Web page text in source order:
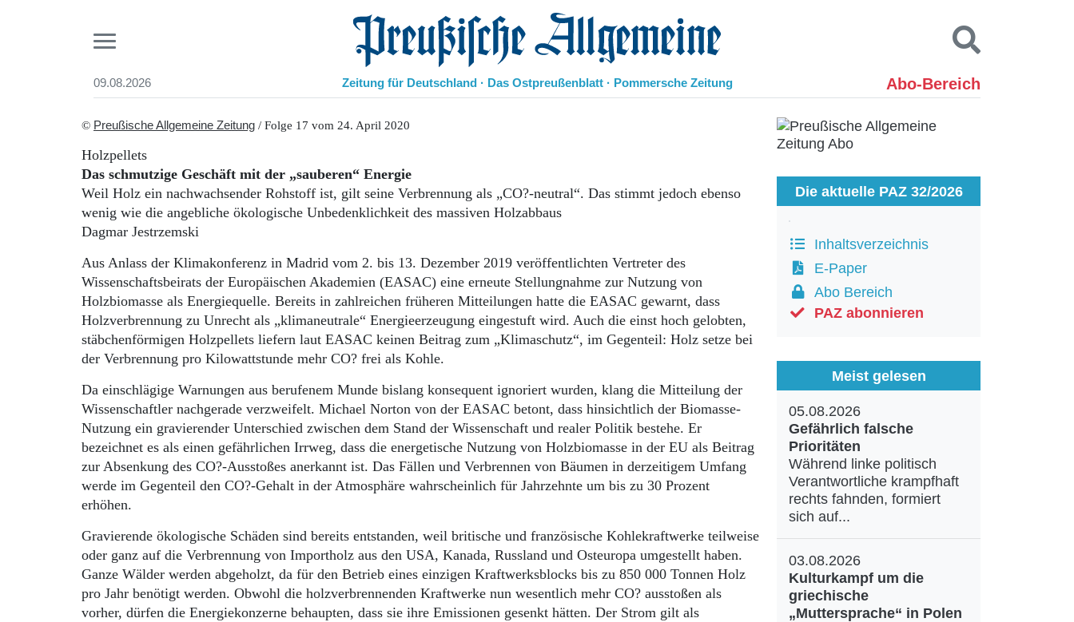
09.08.2026 Preußische Allgemeine Zeitung
Zeitung für Deutschland · Das Ostpreußenblatt · Pommersche Zeitung Abo-Bereich
Start
Aktuelle Ausgabe
Abonnenten-Login
Abonnent werden
Abo Prämien
Archiv
Gesellschaft
Leben
Pommern
Berlin-Brandenburg
Schlesien
Danzig und Westpreußen
Bücher
Kontakt
Suchen und finden
© Preußische Allgemeine Zeitung / Folge 17 vom 24. April 2020
Holzpellets
Das schmutzige Geschäft mit der „sauberen“ Energie
Weil Holz ein nachwachsender Rohstoff ist, gilt seine Verbrennung als „CO?-neutral“. Das stimmt jedoch ebenso
wenig wie die angebliche ökologische Unbedenklichkeit des massiven Holzabbaus
Dagmar Jestrzemski
Aus Anlass der Klimakonferenz in Madrid vom 2. bis 13. Dezember 2019 veröffentlichten Vertreter des
Wissenschaftsbeirats der Europäischen Akademien (EASAC) eine erneute Stellungnahme zur Nutzung von
Holzbiomasse als Energiequelle. Bereits in zahlreichen früheren Mitteilungen hatte die EASAC gewarnt, dass
Holzverbrennung zu Unrecht als „klimaneutrale“ Energieerzeugung eingestuft wird. Auch die einst hoch gelobten,
stäbchenförmigen Holzpellets liefern laut EASAC keinen Beitrag zum „Klimaschutz“, im Gegenteil: Holz setze bei
der Verbrennung pro Kilowattstunde mehr CO? frei als Kohle.
Da einschlägige Warnungen aus berufenem Munde bislang konsequent ignoriert wurden, klang die Mitteilung der
Wissenschaftler nachgerade verzweifelt. Michael Norton von der EASAC betont, dass hinsichtlich der Biomasse-
Nutzung ein gravierender Unterschied zwischen dem Stand der Wissenschaft und realer Politik bestehe. Er
bezeichnet es als einen gefährlichen Irrweg, dass die energetische Nutzung von Holzbiomasse in der EU als Beitrag
zur Absenkung des CO?-Ausstoßes anerkannt ist. Das Fällen und Verbrennen von Bäumen in derzeitigem Umfang
werde im Gegenteil den CO?-Gehalt in der Atmosphäre wahrscheinlich für Jahrzehnte um bis zu 30 Prozent
erhöhen.
Gravierende ökologische Schäden sind bereits entstanden, weil britische und französische Kohlekraftwerke teilweise
oder ganz auf die Verbrennung von Importholz aus den USA, Kanada, Russland und Osteuropa umgestellt haben.
Ganze Wälder werden abgeholzt, da für den Betrieb eines einzigen Kraftwerksblocks bis zu 850 000 Tonnen Holz
pro Jahr benötigt werden. Obwohl die holzverbrennenden Kraftwerke nun wesentlich mehr CO? ausstoßen als
vorher, dürfen die Energiekonzerne behaupten, dass sie ihre Emissionen gesenkt hätten. Der Strom gilt als
Die aktuelle PAZ 32/2026
Inhaltsverzeichnis
E-Paper
Abo Bereich
PAZ abonnieren
Meist gelesen
05.08.2026
Gefährlich falsche
Prioritäten
Während linke politisch
Verantwortliche krampfhaft
rechts fahnden, formiert
sich auf...
03.08.2026
Kulturkampf um die
griechische
„Muttersprache“ in Polen